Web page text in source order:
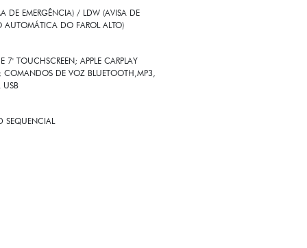
DE EMERGÊNCIA) / LDW (AVISA DE
DO FAROL ALTO)
7' TOUCHSCREEN; APPLE CARPLAY
COMANDOS DE VOZ BLUETOOTH,MP3,
USB
SEQUENCIAL